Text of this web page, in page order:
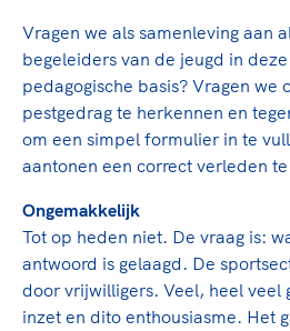
Vragen we als samenleving aan
begeleiders van de jeugd in
pedagogische basis? Vragen we
pestgedrag te herkennen en
om een simpel formulier in te
aantonen een correct verleden
Ongemakkelijk
Tot op heden niet. De vraag is:
antwoord is gelaagd. De
door vrijwilligers. Veel, heel veel
inzet en dito enthousiasme. Het